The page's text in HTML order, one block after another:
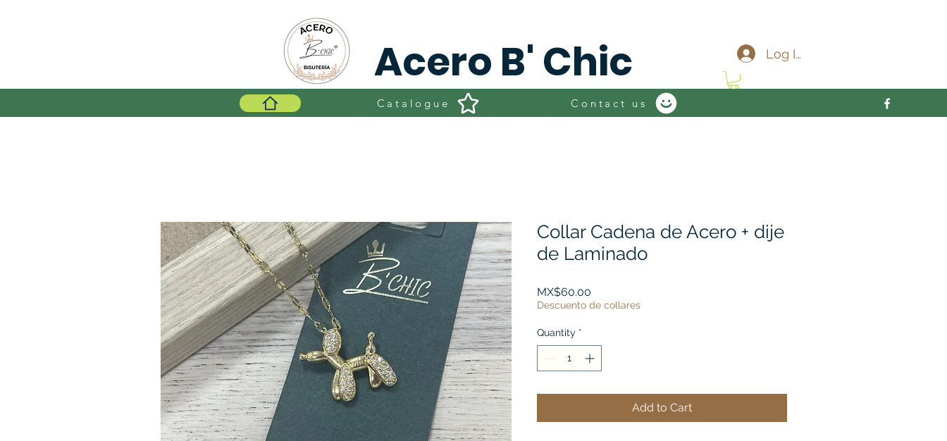
Acero B' Chic
Catalogue Contact us
Log In
Collar Cadena de Acero + dije
de Laminado
MX$60.00
Descuento de collares
Quantity *
Add to Cart